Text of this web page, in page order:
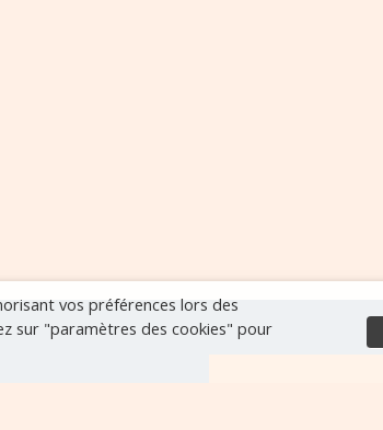
vos préférences lors des
sur "paramètres des cookies" pour